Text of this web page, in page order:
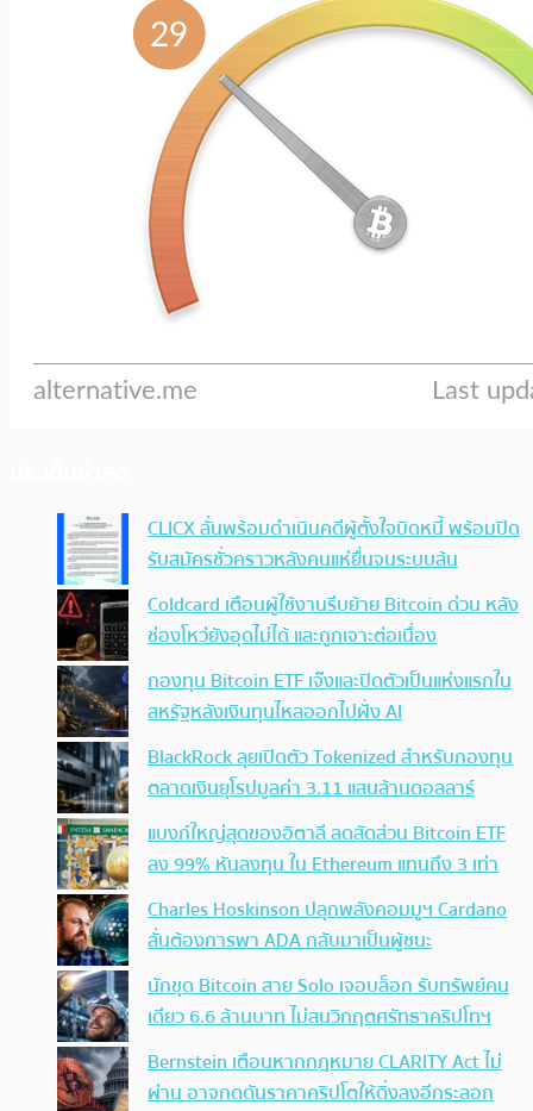
CLICX ลั่นพร้อมดำเนินคดีผู้ตั้งใจบิดหนี้ พร้อมปิด
รับสมัครชั่วคราวหลังคนแห่ยื่นจนระบบล้น
Coldcard เตือนผู้ใช้งานรีบย้าย Bitcoin ด่วน หลัง
ช่องโหว่ยังอุดไม่ได้ และถูกเจาะต่อเนื่อง
กองทุน Bitcoin ETF เจ๊งและปิดตัวเป็นแห่งแรกใน
สหรัฐหลังเงินทุนไหลออกไปฝั่ง AI
BlackRock ลุยเปิดตัว Tokenized สำหรับกองทุน
ตลาดเงินยุโรปมูลค่า 3.11 แสนล้านดอลลาร์
แบงก์ใหญ่สุดของอิตาลี ลดสัดส่วน Bitcoin ETF
ลง 99% หันลงทุน ใน Ethereum แทนถึง 3 เท่า
Charles Hoskinson ปลุกพลังคอมมูฯ Cardano
ลั่นต้องการพา ADA กลับมาเป็นผู้ชนะ
นักขุด Bitcoin สาย Solo เจอบล็อก รับทรัพย์คน
เดียว 6.6 ล้านบาท ไม่สนวิกฤตศรัทธาคริปโทฯ
Bernstein เตือนหากกฎหมาย CLARITY Act ไม่
ผ่าน อาจกดดันราคาคริปโตให้ดิ่งลงอีกระลอก